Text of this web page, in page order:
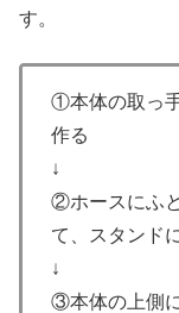
す。
①本体の取っ
作る
↓
②ホースにふ
て、スタンド
↓
③本体の上側